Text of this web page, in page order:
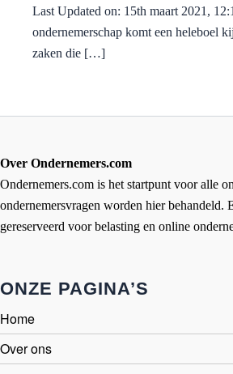
Last Updated on: 15th maart 2021,
ondernemerschap komt een heleboel
zaken die […]
Over Ondernemers.com
Ondernemers.com is het startpunt voor alle
ondernemersvragen worden hier behandeld.
gereserveerd voor belasting en online
ONZE PAGINA’S
Home
Over ons